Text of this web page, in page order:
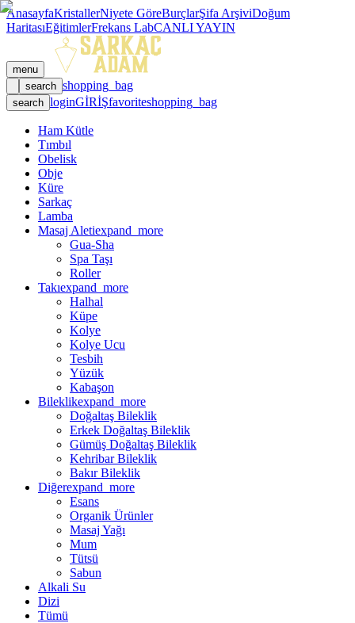
AnasayfaKristallerNiyete GöreBurçlarŞifa ArşiviDoğum
HaritasıEğitimlerFrekans LabCANLI YAYIN
menu
search shopping_bag
search loginGİRİŞfavoriteshopping_bag
Ham Kütle
Tımbıl
Obelisk
Obje
Küre
Sarkaç
Lamba
Masaj Aletiexpand_more
Gua-Sha
Spa Taşı
Roller
Takıexpand_more
Halhal
Küpe
Kolye
Kolye Ucu
Tesbih
Yüzük
Kabaşon
Bileklikexpand_more
Doğaltaş Bileklik
Erkek Doğaltaş Bileklik
Gümüş Doğaltaş Bileklik
Kehribar Bileklik
Bakır Bileklik
Diğerexpand_more
Esans
Organik Ürünler
Masaj Yağı
Mum
Tütsü
Sabun
Alkali Su
Dizi
Tümü